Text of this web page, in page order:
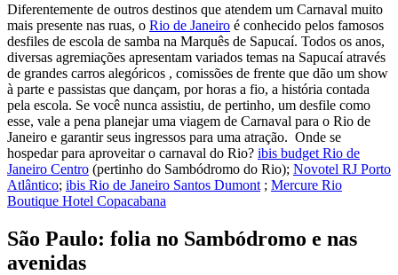
Diferentemente de outros destinos que atendem um Carnaval muito
mais presente nas ruas, o Rio de Janeiro é conhecido pelos famosos
desfiles de escola de samba na Marquês de Sapucaí. Todos os anos,
diversas agremiações apresentam variados temas na Sapucaí através
de grandes carros alegóricos , comissões de frente que dão um show
à parte e passistas que dançam, por horas a fio, a história contada
pela escola. Se você nunca assistiu, de pertinho, um desfile como
esse, vale a pena planejar uma viagem de Carnaval para o Rio de
Janeiro e garantir seus ingressos para uma atração. Onde se
hospedar para aproveitar o carnaval do Rio? ibis budget Rio de
Janeiro Centro (pertinho do Sambódromo do Rio); Novotel RJ Porto
Atlântico; ibis Rio de Janeiro Santos Dumont ; Mercure Rio
Boutique Hotel Copacabana
São Paulo: folia no Sambódromo e nas
avenidas